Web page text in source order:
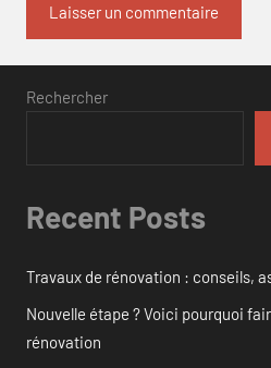
Rechercher
Recent Posts
Travaux de rénovation : conseils,
Nouvelle étape ? Voici pourquoi
rénovation